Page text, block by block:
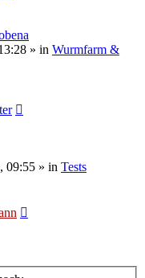
» in Wurmfarm &
09:55 » in Tests